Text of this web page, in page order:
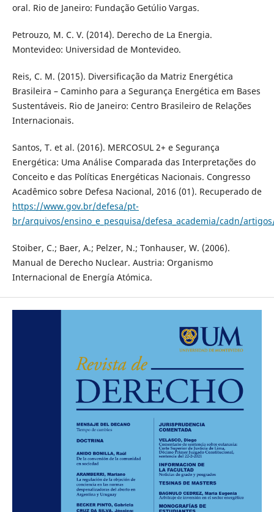
oral. Rio de Janeiro: Fundação Getúlio Vargas.
Petrouzo, M. C. V. (2014). Derecho de La Energia.
Montevideo: Universidad de Montevideo.
Reis, C. M. (2015). Diversificação da Matriz Energética
Brasileira – Caminho para a Segurança Energética em Bases
Sustentáveis. Rio de Janeiro: Centro Brasileiro de Relações
Internacionais.
Santos, T. et al. (2016). MERCOSUL 2+ e Segurança
Energética: Uma Análise Comparada das Interpretações do
Conceito e das Políticas Energéticas Nacionais. Congresso
Acadêmico sobre Defesa Nacional, 2016 (01). Recuperado de
https://www.gov.br/defesa/pt-
br/arquivos/ensino_e_pesquisa/defesa_academia/cadn/
Stoiber, C.; Baer, A.; Pelzer, N.; Tonhauser, W. (2006).
Manual de Derecho Nuclear. Austria: Organismo
Internacional de Energía Atómica.